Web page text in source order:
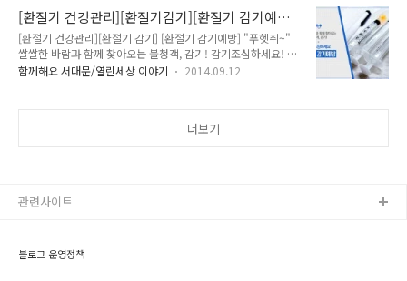
에는 쾌청한 하늘과 함께하는 날이 되어 옷차림만 유의하신다면
활동하기에 딱! 겨울철 춥다고 실내에만 있..
종을 9월 26일 부터 10월17일 까지 진행중에 있답니다!! 자세
한 일정 및 장소는 이전 게시물을 클릭해주세요!! ↓↓↓↓↓↓
[독감예방접종][환절기] 건강챙기세요 주변에 아직 소식을 모르
고 계시는 분들에게 알려주세요~ 함께 독감예방접종을 하러 오
세요!!! 감기는 미리 미리 예방하셔야 하는거 아시죠?? 독감예방
[환절기 건강관리][환절기감기][환절기 감기예방]
쌀쌀한 바람과 함께 찾아오는 불청객, 감기! 너를
잡아주마!!!<감기예방>
[환절기 건강관리][환절기 감기] [환절기 감기예방] "푸헷취~"
쌀쌀한 바람과 함께 찾아오는 불청객, 감기! 감기조심하세요! 추
석이 지나고, 아침과 저녁에 불어오는 쌀쌀한 바람! 그리고 어김
질병을 일컬을 때 "감기와 같은 질병" 이라는 말을 많이 사용하
자의 호흡기 분비물이 묻어..
함께해요 서대문/열린세상 이야기 2014.09.12
더보기
블로그 운영정책
관련사이트